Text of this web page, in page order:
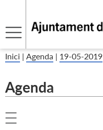
Inici | Agenda | 19-05-2019
Agenda